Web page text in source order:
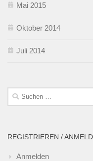
Mai 2015
Oktober 2014
Juli 2014
Suchen
nach:
REGISTRIEREN /
Anmelden